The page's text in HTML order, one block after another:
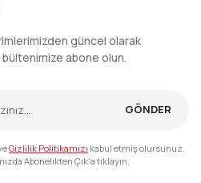
güncel olarak
abone olun.
GÖNDER
Gizlilik Politikamızı kabul etmiş olursunuz.
Abonelikten Çık'a tıklayın.